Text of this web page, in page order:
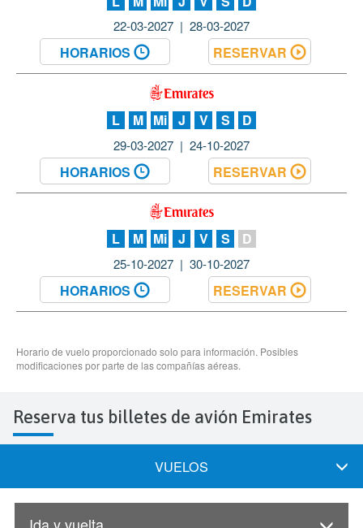
Reserva tus billetes de avión Emirates